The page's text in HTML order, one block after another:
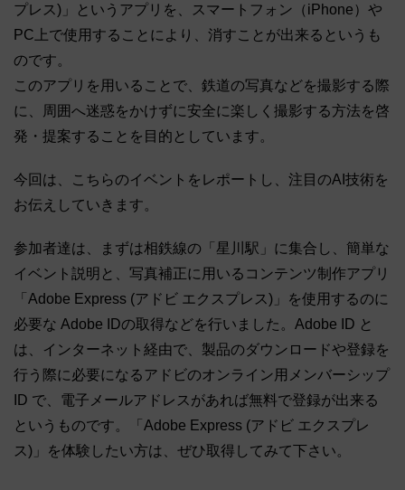
プレス)」というアプリを、スマートフォン（iPhone）や
PC上で使用することにより、消すことが出来るというも
のです。
このアプリを用いることで、鉄道の写真などを撮影する際
に、周囲へ迷惑をかけずに安全に楽しく撮影する方法を啓
発・提案することを目的としています。
今回は、こちらのイベントをレポートし、注目のAI技術を
お伝えしていきます。
参加者達は、まずは相鉄線の「星川駅」に集合し、簡単な
イベント説明と、写真補正に用いるコンテンツ制作アプリ
「Adobe Express (アドビ エクスプレス)」を使用するのに
必要な Adobe IDの取得などを行いました。Adobe ID と
は、インターネット経由で、製品のダウンロードや登録を
行う際に必要になるアドビのオンライン用メンバーシップ
ID で、電子メールアドレスがあれば無料で登録が出来る
というものです。「Adobe Express (アドビ エクスプレ
ス)」を体験したい方は、ぜひ取得してみて下さい。